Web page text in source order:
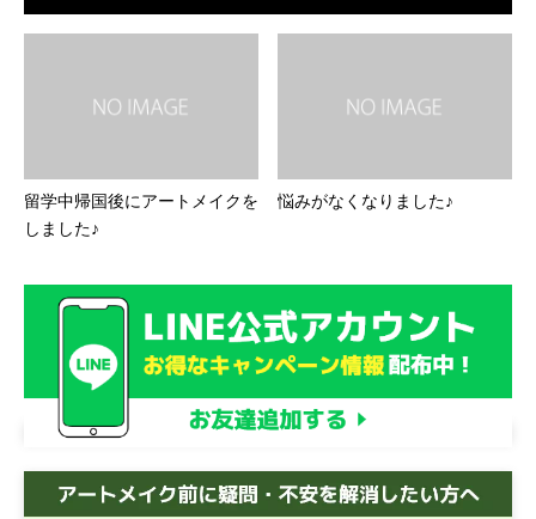
留学中帰国後にアートメイクを
しました♪
悩みがなくなりました♪